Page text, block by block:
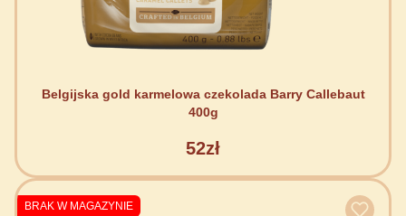
Belgijska gold karmelowa czekolada Barry Callebaut
400g
52zł
BRAK W MAGAZYNIE